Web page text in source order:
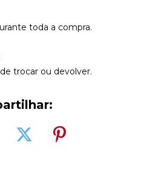
toda a compra.
trocar ou devolver.